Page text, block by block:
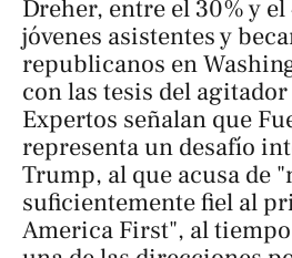
Dreher, entre el 30% y el
jóvenes asistentes y
republicanos en
con las tesis del
Expertos señalan que
representa un desafío
Trump, al que acusa de
suficientemente fiel al
America First", al